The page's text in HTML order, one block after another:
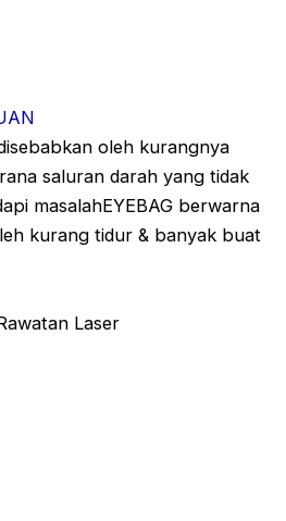
oleh kurangnya
saluran darah yang tidak
masalahEYEBAG berwarna
kurang tidur & banyak buat
Laser